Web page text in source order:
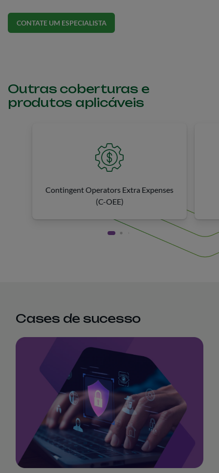
decisões que tenham causado danos involuntários
(corporais, materiais ou morais) a terceiros.
CONTATE UM ESPECIALISTA
Outras coberturas e
produtos aplicáveis
Contingent Operators Extra Expenses
(C-OEE)
Cases de sucesso